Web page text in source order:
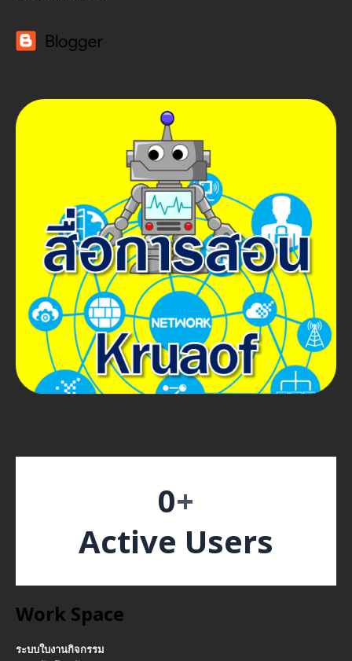
0+
Active Users
Work Space
ระบบใบงานกิจกรรม